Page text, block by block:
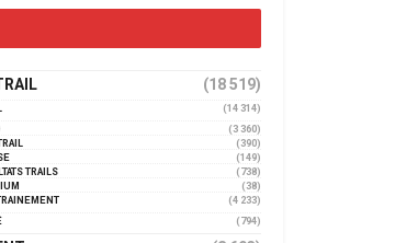
(18 519)
(14 314)
(3 360)
(390)
(149)
TRAILS
(738)
(38)
(4 233)
(794)